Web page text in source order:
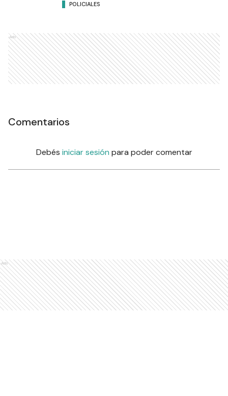
POLICIALES
Ads
Comentarios
Debés iniciar sesión para poder comentar
Ads